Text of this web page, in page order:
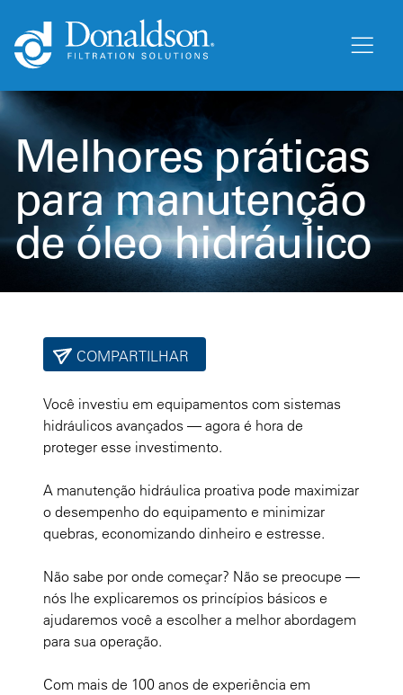
Melhores práticas
para manutenção
de óleo hidráulico
COMPARTILHAR
Você investiu em equipamentos com sistemas
hidráulicos avançados — agora é hora de
proteger esse investimento.
A manutenção hidráulica proativa pode maximizar
o desempenho do equipamento e minimizar
quebras, economizando dinheiro e estresse.
Não sabe por onde começar? Não se preocupe —
nós lhe explicaremos os princípios básicos e
ajudaremos você a escolher a melhor abordagem
para sua operação.
Com mais de 100 anos de experiência em